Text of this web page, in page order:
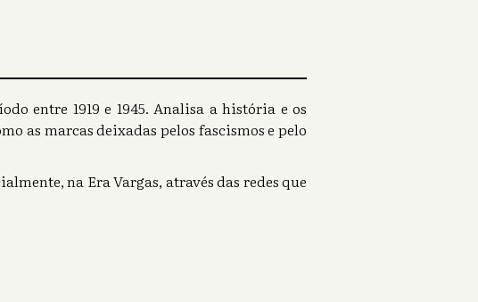
entre 1919 e 1945. Analisa a história e os
as marcas deixadas pelos fascismos e pelo
na Era Vargas, através das redes que